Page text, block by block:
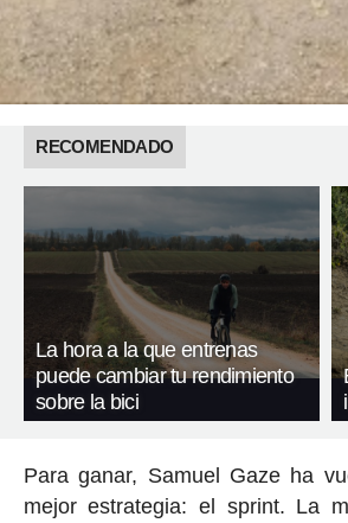
RECOMENDADO
La hora a la que entrenas
puede cambiar tu rendimiento
sobre la bici
Para ganar, Samuel Gaze ha
mejor estrategia: el sprint. La